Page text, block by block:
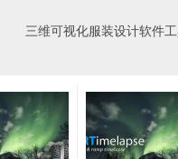
三维可视化服装设计软件